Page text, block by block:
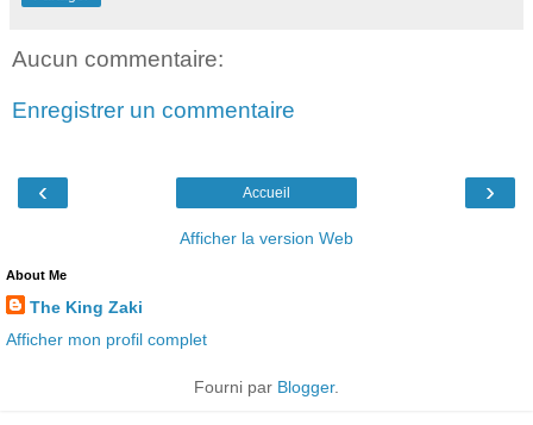
Aucun commentaire:
Enregistrer un commentaire
‹ ›
Accueil
Afficher la version Web
About Me
The King Zaki
Afficher mon profil complet
Fourni par Blogger.